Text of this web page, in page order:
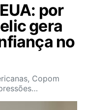
por
gera
no
Copom